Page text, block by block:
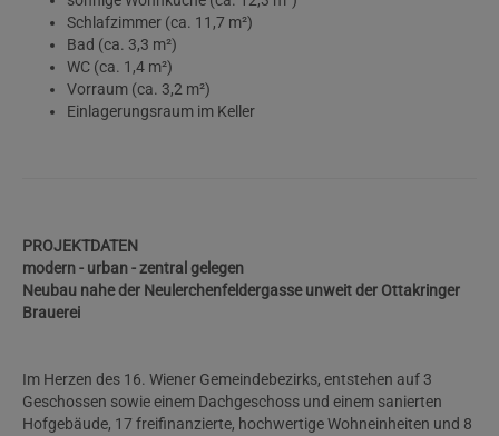
Schlafzimmer (ca. 11,7 m²)
Bad (ca. 3,3 m²)
WC (ca. 1,4 m²)
Vorraum (ca. 3,2 m²)
Einlagerungsraum im Keller
PROJEKTDATEN
modern - urban - zentral gelegen
Neubau nahe der Neulerchenfeldergasse unweit der Ottakringer
Brauerei
Im Herzen des 16. Wiener Gemeindebezirks, entstehen auf 3
Geschossen sowie einem Dachgeschoss und einem sanierten
Hofgebäude, 17 freifinanzierte, hochwertige Wohneinheiten und 8